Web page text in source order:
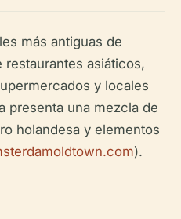
más antiguas de
asiáticos,
y locales
presenta una mezcla de
holandesa y elementos
).